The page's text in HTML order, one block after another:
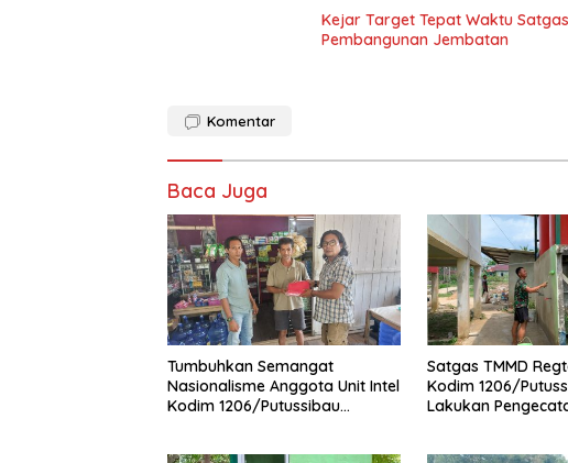
Kejar Target Tepat Waktu
Pembangunan Jembatan
Komentar
Baca Juga
Tumbuhkan Semangat
Nasionalisme Anggota Unit Intel
Kodim 1206/Putussibau
Satgas TMMD
Kodim 1206/
Lakukan